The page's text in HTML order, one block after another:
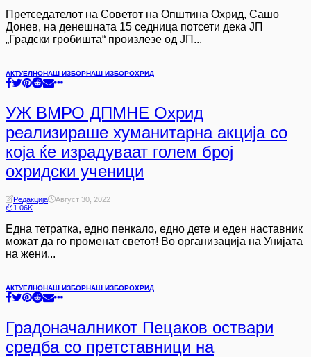
Претседателот на Советот на Општина Охрид, Сашо
Донев, на денешната 15 седница потсети дека ЈП
„Градски гробишта“ произлезе од ЈП...
АКТУЕЛНОНАШ ИЗБОРНАШ ИЗБОРОХРИД
УЖ ВМРО ДПМНЕ Охрид
реализираше хуманитарна акција со
која ќе израдуваат голем број
охридски ученици
Редакција
Август 30, 2022
1.06K
Една тетратка, едно пенкало, едно дете и еден наставник
можат да го променат светот! Во организација на Унијата
на жени...
АКТУЕЛНОНАШ ИЗБОРНАШ ИЗБОРОХРИД
Градоначалникот Пецаков оствари
средба со претставници на